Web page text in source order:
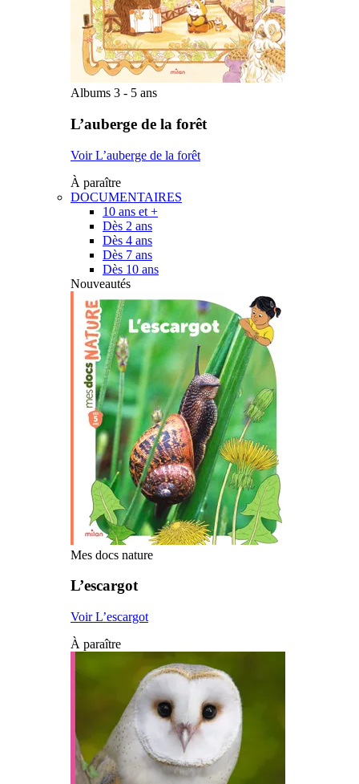
Albums 3 - 5 ans
L’auberge de la forêt
Voir L’auberge de la forêt
À paraître
DOCUMENTAIRES
10 ans et +
Dès 2 ans
Dès 4 ans
Dès 7 ans
Dès 10 ans
Nouveautés
Mes docs nature
L’escargot
Voir L’escargot
À paraître